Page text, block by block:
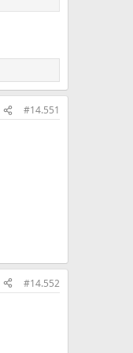
#14.551
#14.552